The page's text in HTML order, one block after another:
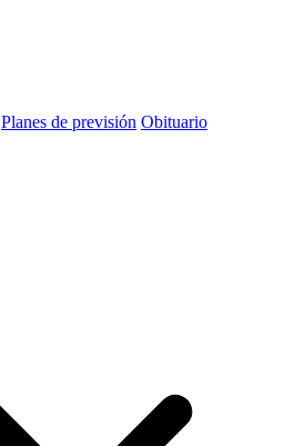
Planes de previsión Obituario